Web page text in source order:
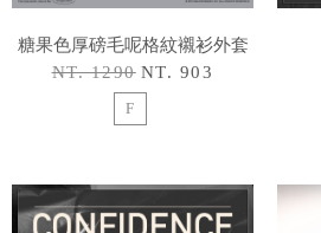
糖果色厚磅毛呢格紋襯衫外套
NT. 1290 NT. 903
F